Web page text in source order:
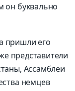
он буквально
пришли его
представители
Ассамблеи
немцев